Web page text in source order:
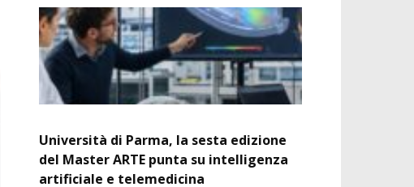
Università di Parma, la sesta edizione
del Master ARTE punta su intelligenza
artificiale e telemedicina